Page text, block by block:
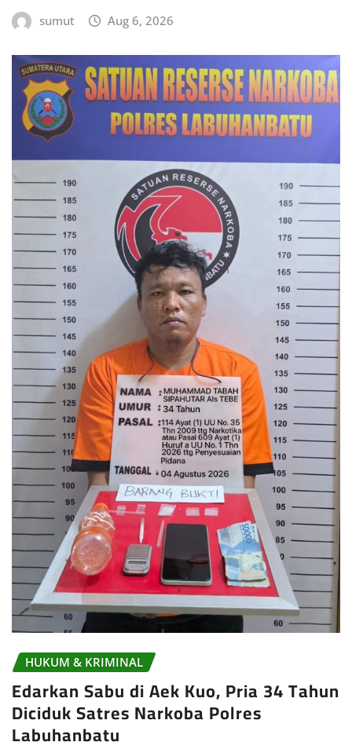
sumut Aug 6, 2026
HUKUM & KRIMINAL
Edarkan Sabu di Aek Kuo, Pria 34 Tahun
Diciduk Satres Narkoba Polres
Labuhanbatu